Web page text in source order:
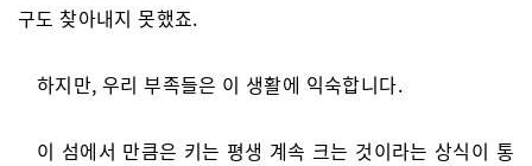
구도 찾아내지 못했죠.
하지만, 우리 부족들은 이 생활에 익숙합니다.
이 섬에서 만큼은 키는 평생 계속 크는 것이라는 상식이 통